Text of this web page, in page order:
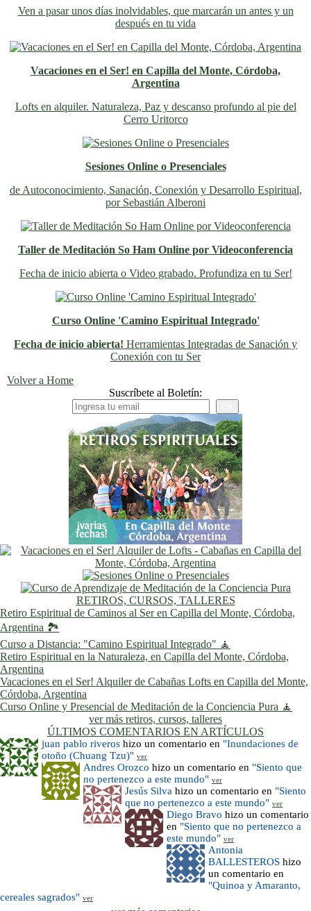
Ven a pasar unos días inolvidables, que marcarán un antes y un
después en tu vida
Vacaciones en el Ser! en Capilla del Monte, Córdoba,
Argentina
Lofts en alquiler. Naturaleza, Paz y descanso profundo al pie del
Cerro Uritorco
Sesiones Online o Presenciales
de Autoconocimiento, Sanación, Conexión y Desarrollo Espiritual,
por Sebastián Alberoni
Taller de Meditación So Ham Online por Videoconferencia
Fecha de inicio abierta o Video grabado. Profundiza en tu Ser!
Curso Online 'Camino Espiritual Integrado'
Fecha de inicio abierta! Herramientas Integradas de Sanación y
Conexión con tu Ser
Volver a Home
Suscríbete al Boletín:
RETIROS, CURSOS, TALLERES
Retiro Espiritual de Caminos al Ser en Capilla del Monte, Córdoba,
Argentina 🏞️
Curso a Distancia: "Camino Espiritual Integrado" 🧘
Retiro Espiritual en la Naturaleza, en Capilla del Monte, Córdoba,
Argentina
Vacaciones en el Ser! Alquiler de Cabañas Lofts en Capilla del Monte,
Córdoba, Argentina
Curso Online y Presencial de Meditación de la Conciencia Pura 🧘
ver más retiros, cursos, talleres
ÚLTIMOS COMENTARIOS EN ARTÍCULOS
juan pablo riveros hizo un comentario en "Inundaciones de
otoño (Chuang Tzu)" ver
Andres Orozco hizo un comentario en "Siento que
no pertenezco a este mundo" ver
Jesús Silva hizo un comentario en "Siento
que no pertenezco a este mundo" ver
Diego Bravo hizo un comentario
en "Siento que no pertenezco a
este mundo" ver
Antonia
BALLESTEROS hizo
un comentario en
"Quinoa y Amaranto,
cereales sagrados" ver